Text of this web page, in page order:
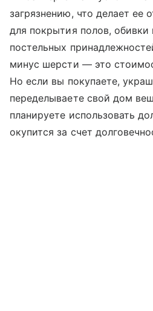
загрязнению, что делает ее
для покрытия полов, обивки
постельных
минус шерсти — это
Но если вы покупаете,
переделываете свой дом
планируете использовать
окупится за счет